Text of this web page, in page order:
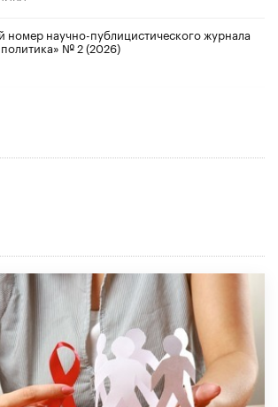
номер научно-публицистического журнала
№ 2 (2026)